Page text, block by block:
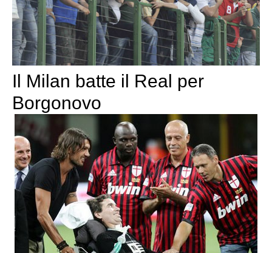
Il Milan batte il Real per
Borgonovo